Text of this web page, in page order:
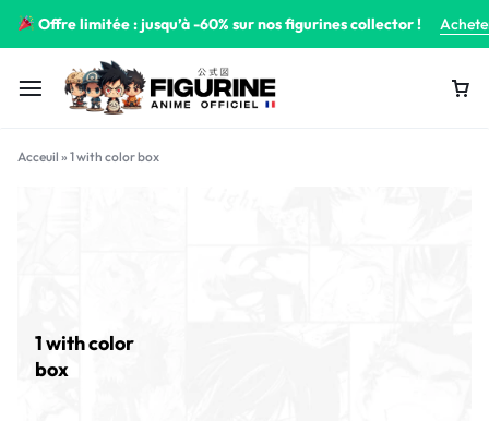
Offre limitée : jusqu’à -60% sur nos figurines collector !
Acceuil » 1 with color box
1 with color
box